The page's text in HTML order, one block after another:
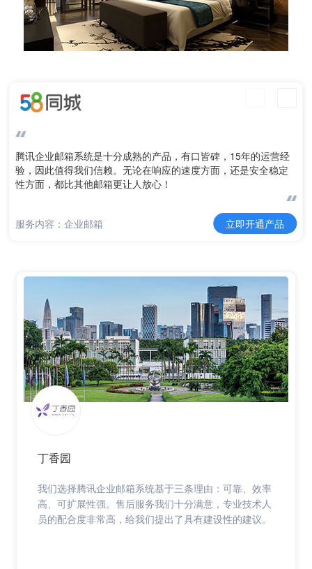
腾讯企业邮箱系统是十分成熟的产品，有口皆碑，15年的运营经
验，因此值得我们信赖。无论在响应的速度方面，还是安全稳定
性方面，都比其他邮箱更让人放心！
服务内容：企业邮箱 立即开通产品
丁香园
我们选择腾讯企业邮箱系统基于三条理由：可靠、效率
高、可扩展性强。售后服务我们十分满意，专业技术人
员的配合度非常高，给我们提出了具有建设性的建议。